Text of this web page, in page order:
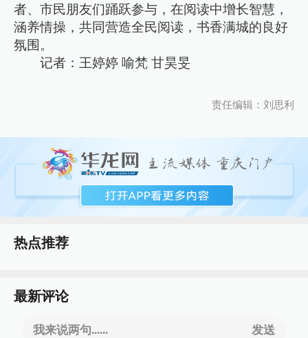
者、市民朋友们踊跃参与，在阅读中增长智慧，
涵养情操，共同营造全民阅读，书香满城的良好
氛围。
记者：王婷婷 喻梵 甘昊旻
责任编辑：刘思利
热点推荐
最新评论
我来说两句...... 发送